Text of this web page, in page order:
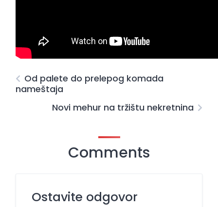
Od palete do prelepog komada
nameštaja
Novi mehur na tržištu nekretnina
Comments
Ostavite odgovor